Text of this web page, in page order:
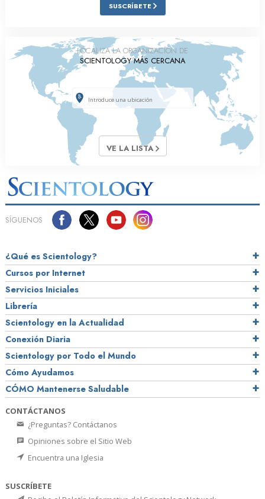
SUSCRÍBETE
LOCALIZA LA ORGANIZACIÓN DE
SCIENTOLOGY MÁS CERCANA
VE LA LISTA
SÍGUENOS
¿Qué es Scientology?
Cursos por Internet
Servicios Iniciales
Librería
Scientology en la Actualidad
Conexión Diaria
Scientology por Todo el Mundo
Cómo Ayudamos
CÓMO Mantenerse Saludable
CONTÁCTANOS
¿Preguntas? Contáctanos
Opiniones sobre el Sitio Web
Encuentra una Iglesia
SUSCRÍBETE